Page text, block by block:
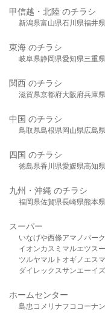
甲信越・北陸 のチラシ
新潟県富山県石川県福井県
東海 のチラシ
岐阜県静岡県愛知県三重県
関西 のチラシ
滋賀県京都府大阪府兵庫県
中国 のチラシ
鳥取県島根県岡山県広島県
四国 のチラシ
徳島県香川県愛媛県高知県
九州・沖縄 のチラシ
福岡県佐賀県長崎県熊本県
スーパー
いなげや西條アマノパー
イオンカスミ マルエツス
ツルヤマルト オギノ エス
ダイレックスサンエーイ
ホームセンター
島忠 コメリ ナフコ コーナン